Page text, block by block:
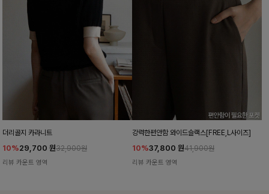
더리골지 카라니트
10%29,700 원32,900원
리뷰 카운트 영역
강력한편안함 와이드슬랙스[FREE,L사이즈]
10%37,800 원41,900원
리뷰 카운트 영역